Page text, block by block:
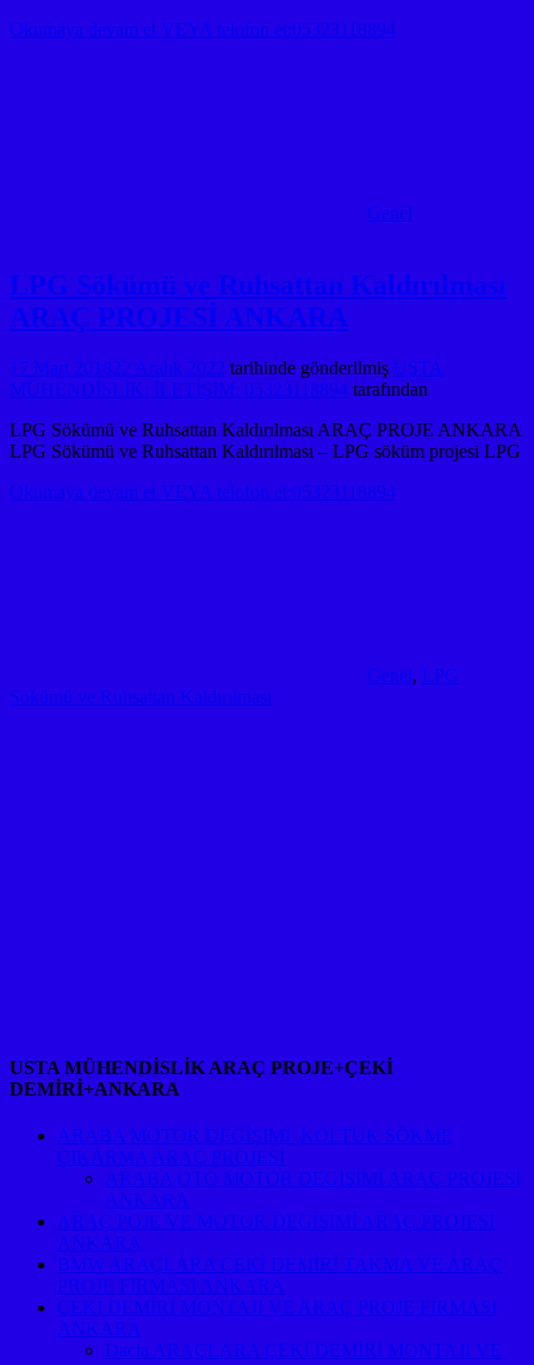
Okumaya devam et VEYA telofon et:05323118894
Genel
LPG Sökümü ve Ruhsattan Kaldırılması
ARAÇ PROJESİ ANKARA
17 Mart 201822 Aralık 2022 tarihinde gönderilmiş USTA
MÜHENDİSLİK: İLETİŞİM: 05323118894 tarafından
LPG Sökümü ve Ruhsattan Kaldırılması ARAÇ PROJE ANKARA
LPG Sökümü ve Ruhsattan Kaldırılması – LPG söküm projesi LPG
Okumaya devam et VEYA telofon et:05323118894
Genel, LPG
Sökümü ve Ruhsattan Kaldırılması
USTA MÜHENDİSLİK ARAÇ PROJE+ÇEKİ
DEMİRİ+ANKARA
ARABA MOTOR DEGİŞİMİ ,KOLTUK SÖKME
ÇIKARMA ARAÇ PROJESİ
ARABA OTO MOTOR DEGİŞİMİ ARAÇ PROJESİ
ANKARA
ARAÇ POJE VE MOTOR DEGİŞİMİ ARAÇ PROJESİ
ANKARA
BMW ARAÇLARA ÇEKİ DEMİRİ TAKMA VE ARAÇ
PROJE FİRMASI ANKARA
ÇEKİ DEMİRİ MONTAJI VE ARAÇ PROJE FİRMASI
ANKARA
Dacia ARAÇLARA ÇEKİ DEMİRİ MONTAJI VE